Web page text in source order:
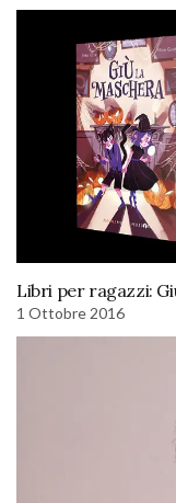
Libri per ragazzi:
1 Ottobre 2016